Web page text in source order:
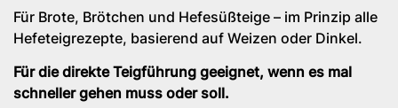
Für Brote, Brötchen und Hefesüßteige – im Prinzip alle
Hefeteigrezepte, basierend auf Weizen oder Dinkel.
Für die direkte Teigführung geeignet, wenn es mal
schneller gehen muss oder soll.